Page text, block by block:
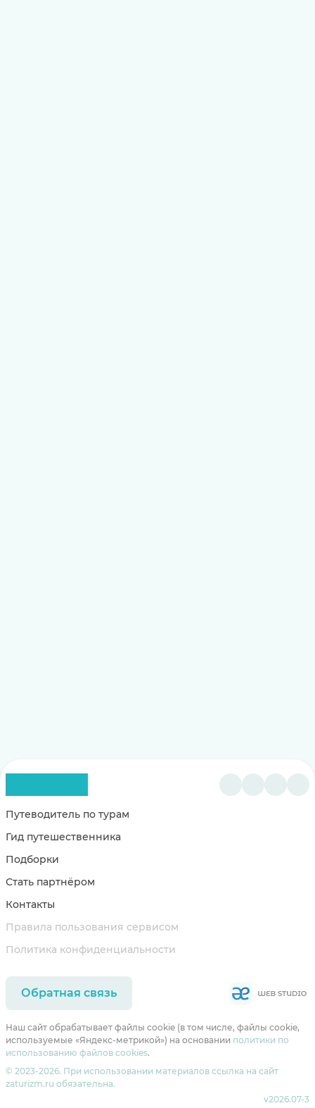
Путеводитель по турам
Гид путешественника
Подборки
Стать партнёром
Контакты
Правила пользования сервисом
Политика конфиденциальности
Обратная связь
Наш сайт обрабатывает файлы cookie (в том числе, файлы cookie,
используемые «Яндекс-метрикой») на основании политики по
использованию файлов cookies.
© 2023-2026. При использовании материалов ссылка на сайт
zaturizm.ru обязательна.
v2026.07-3